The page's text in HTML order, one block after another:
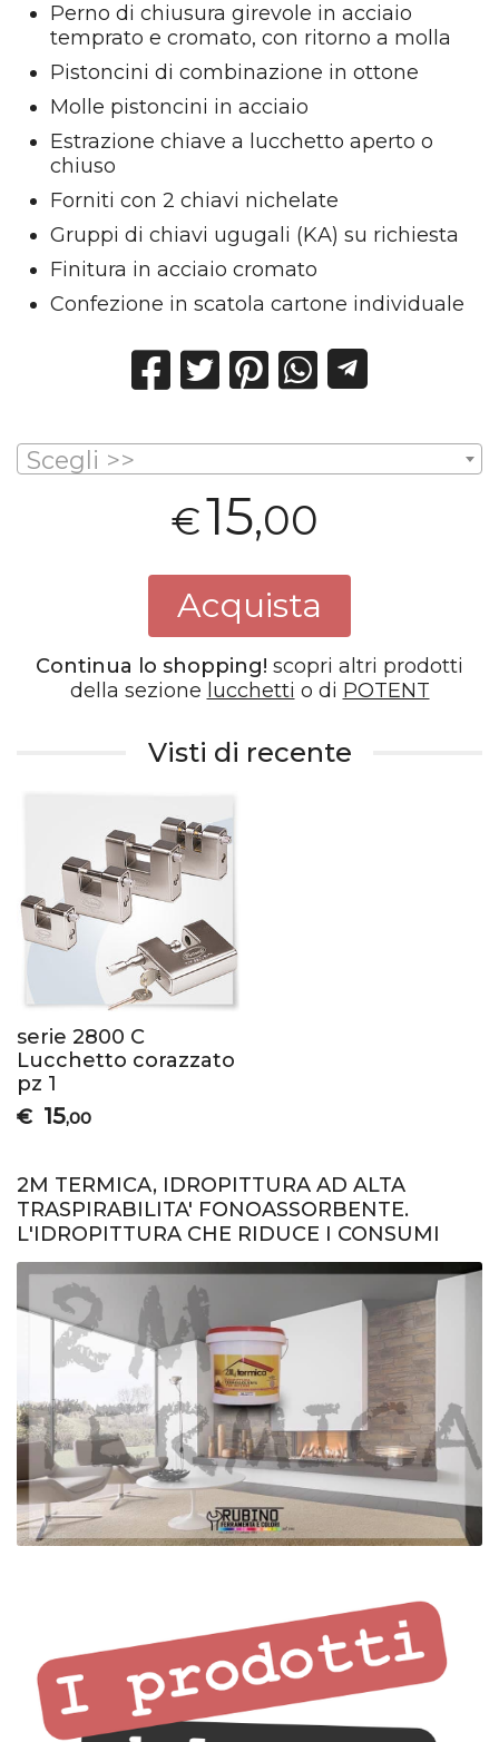
Perno di chiusura girevole in acciaio
temprato e cromato, con ritorno a molla
Pistoncini di combinazione in ottone
Molle pistoncini in acciaio
Estrazione chiave a lucchetto aperto o
chiuso
Forniti con 2 chiavi nichelate
Gruppi di chiavi ugugali (KA) su richiesta
Finitura in acciaio cromato
Confezione in scatola cartone individuale
Scegli >>
€15,00
Acquista
Continua lo shopping! scopri altri prodotti
della sezione lucchetti o di POTENT
Visti di recente
serie 2800 C
Lucchetto corazzato
pz 1
€ 15,00
2M TERMICA, IDROPITTURA AD ALTA
TRASPIRABILITA' FONOASSORBENTE.
L'IDROPITTURA CHE RIDUCE I CONSUMI